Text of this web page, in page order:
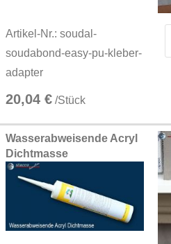
Artikel-Nr.: soudal-
soudabond-easy-pu-kleber-
adapter
20,04 € /Stück
Wasserabweisende Acryl
Dichtmasse